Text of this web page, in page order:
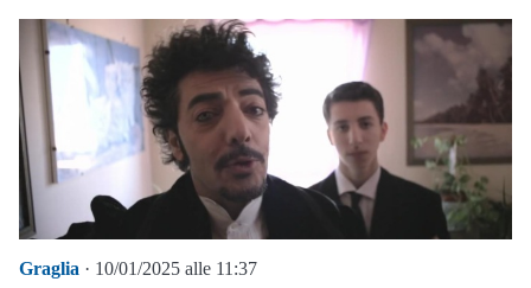
Graglia · 10/01/2025 alle 11:37